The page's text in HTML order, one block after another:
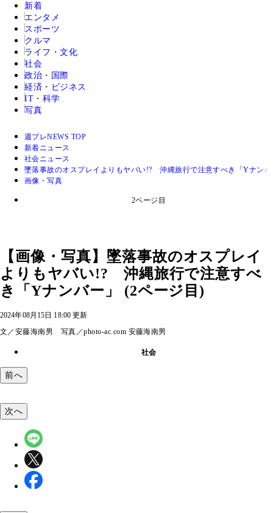
新着
エンタメ
スポーツ
クルマ
ライフ・文化
社会
政治・国際
経済・ビジネス
IT・科学
写真
週プレNEWS TOP
新着ニュース
社会ニュース
墜落事故のオスプレイよりもヤバい!? 沖縄旅行で注意すべき「Yナン
画像・写真
2ページ目
【画像・写真】墜落事故のオスプレイ
よりもヤバい!? 沖縄旅行で注意すべ
き「Yナンバー」 (2ページ目)
2024年08月15日 18:00 更新
文／安藤海南男 写真／photo-ac.com 安藤海南男
社会
前へ
次へ